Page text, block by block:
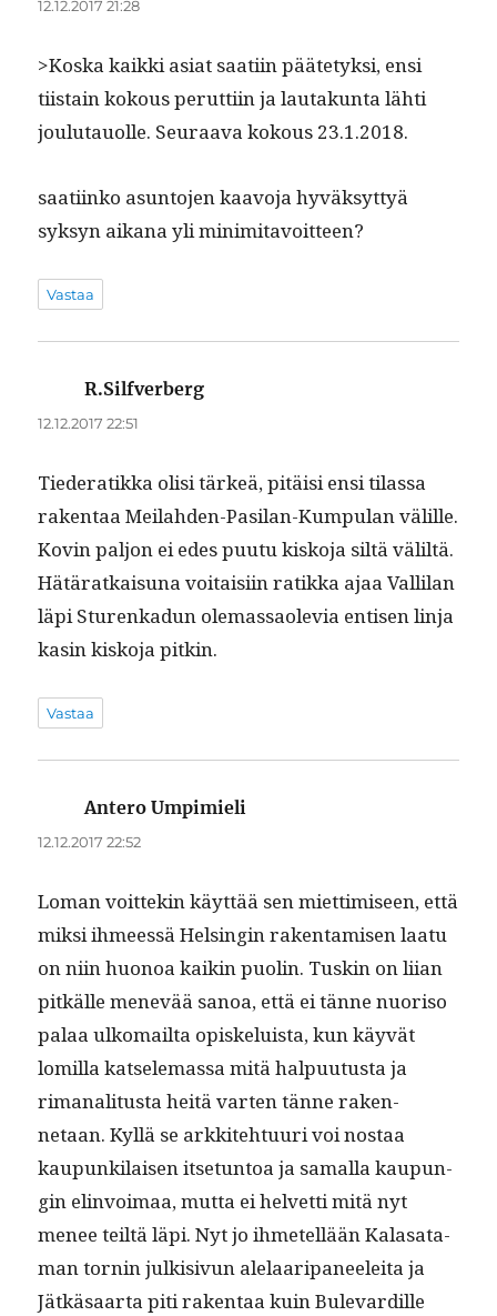
12.12.2017 21:28
>Kos­ka kaik­ki asi­at saati­in pääte­tyk­si, ensi
tiis­tain kok­ous perut­ti­in ja lau­takun­ta lähti
joulu­tauolle. Seu­raa­va kok­ous 23.1.2018.
saati­inko asun­to­jen kaavo­ja hyväksyt­tyä
syksyn aikana yli minimitavoitteen?
Vastaa
R.Silfverberg
12.12.2017 22:51
Tieder­atik­ka olisi tärkeä, pitäisi ensi tilas­sa
rak­en­taa Meilah­den-Pasi­lan-Kumpu­lan välille.
Kovin paljon ei edes puu­tu kisko­ja siltä väliltä.
Hätäratkaisuna voitaisi­in ratik­ka ajaa Vallilan
läpi Sturenkadun ole­mas­saole­via entisen lin­ja
kasin kisko­ja pitkin.
Vastaa
Antero Umpimieli
12.12.2017 22:52
Loman voit­tekin käyt­tää sen miet­timiseen, että
mik­si ihmeessä Helsin­gin rak­en­tamisen laatu
on niin huonoa kaikin puolin. Tuskin on liian
pitkälle menevää sanoa, että ei tänne nuoriso
palaa ulko­mail­ta opiskeluista, kun käyvät
lomil­la kat­se­le­mas­sa mitä halpu­u­tus­ta ja
rimanal­i­tus­ta heitä varten tänne raken­
netaan. Kyl­lä se arkkite­htu­uri voi nos­taa
kaupunki­laisen itse­tun­toa ja samal­la kaupun­
gin elin­voimaa, mut­ta ei hel­vetti mitä nyt
menee teiltä läpi. Nyt jo ihme­tel­lään Kalasa­ta­
man tornin julk­i­sivun ale­laari­pa­neelei­ta ja
Jätkäsaar­ta piti rak­en­taa kuin Bule­vardille